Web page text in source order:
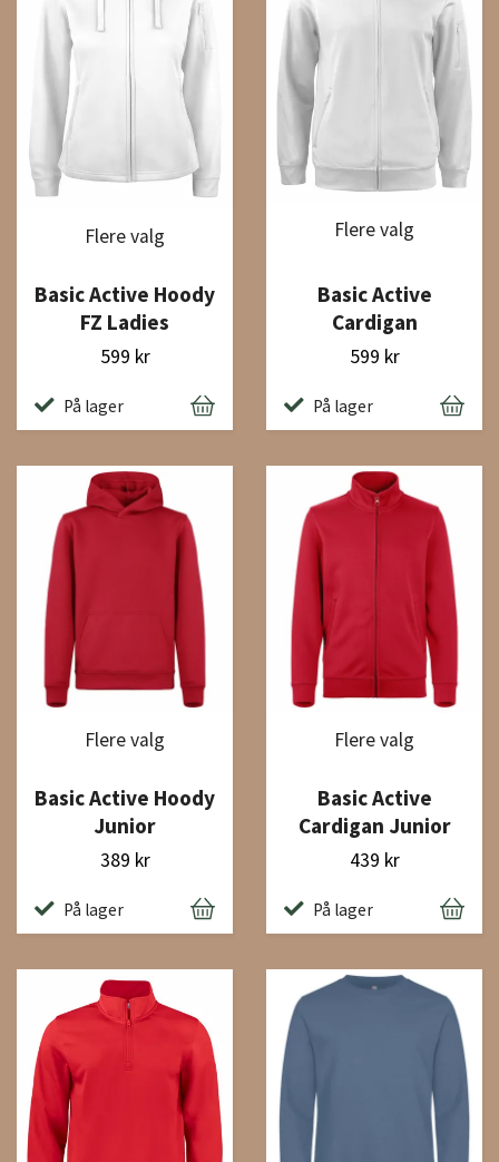
Flere valg
Basic Active Hoody
FZ Ladies
599 kr
På lager
Flere valg
Basic Active
Cardigan
599 kr
På lager
Flere valg
Basic Active Hoody
Junior
389 kr
På lager
Flere valg
Basic Active
Cardigan Junior
439 kr
På lager